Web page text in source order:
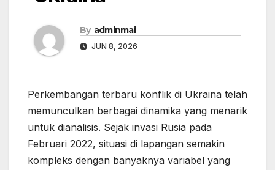
By adminmai
JUN 8, 2026
Perkembangan terbaru konflik di Ukraina telah
memunculkan berbagai dinamika yang menarik
untuk dianalisis. Sejak invasi Rusia pada
Februari 2022, situasi di lapangan semakin
kompleks dengan banyaknya variabel yang